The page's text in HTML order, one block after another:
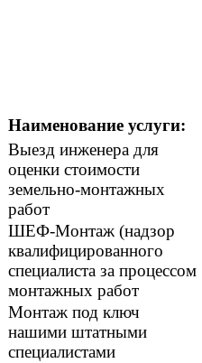
Наименование услуги:
Выезд инженера для
оценки стоимости
земельно-монтажных
работ
ШЕФ-Монтаж (надзор
квалифицированного
специалиста за процессом
монтажных работ
Монтаж под ключ
нашими штатными
специалистами